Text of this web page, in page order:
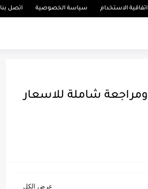
اتفاقية الاستخدام سياسة الخصوصية اتصل بنا
ابرز 8 مميزات وعيوب فورثينج T5 ايفو 2026 ومراجعة شاملة للاسعار